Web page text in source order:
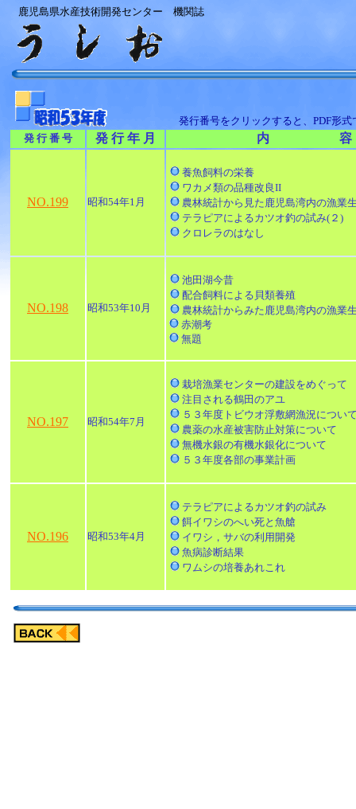
発 行 番 号 発 行 年 月 内 容
NO.199 昭和54年1月
養魚飼料の栄養
ワカメ類の品種改良II
農林統計から見た鹿児島湾内の漁業
テラピアによるカツオ釣の試み(２)
クロレラのはなし
NO.198 昭和53年10月
池田湖今昔
配合飼料による貝類養殖
農林統計からみた鹿児島湾内の漁業
赤潮考
無題
NO.197 昭和54年7月
栽培漁業センターの建設をめぐって
注目される鶴田のアユ
５３年度トビウオ浮敷網漁況につい
農薬の水産被害防止対策について
無機水銀の有機水銀化について
５３年度各部の事業計画
NO.196 昭和53年4月
テラピアによるカツオ釣の試み
餌イワシのへい死と魚艙
イワシ，サバの利用開発
魚病診断結果
ワムシの培養あれこれ
鹿児島県水産技術開発センター 機関誌
発行番号をクリックすると、PDF形